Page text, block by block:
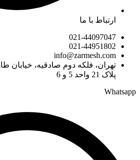
ارتباط با ما
021-44097047
021-44951802
info@zarmesh.com
تهران، فلکه دوم صادقیه، خیابان
پلاک 21 واحد 5 و 6
Whatsapp